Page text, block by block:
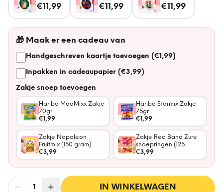
€11,99 €11,99 €11,99
🎁 Maak er een cadeau van
Handgeschreven kaartje toevoegen (€1,99)
Inpakken in cadeaupapier (€3,99)
Zakje snoep toevoegen
Haribo MaoMixx Zakje
70gr
€1,99
Haribo Starmix Zakje
75gr
€1,99
Zakje Napoleon
Fruitmix (150 gram)
€3,99
Zakje Red Band Zure
snoepringen (125
gram)
€3,99
− Aantal
1 + IN WINKELWAGEN